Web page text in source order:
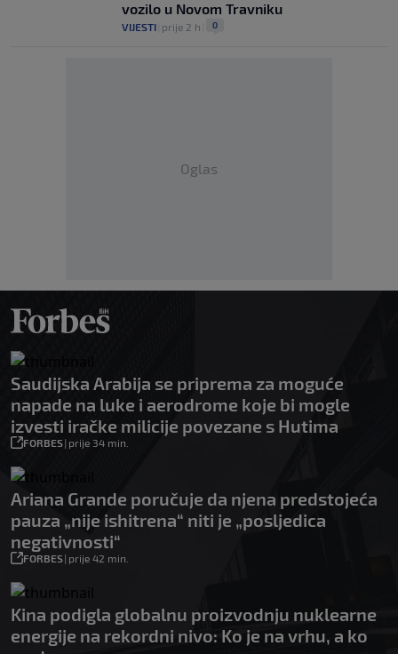
vozilo u Novom Travniku
VIJESTI prije 2 h 0
Oglas
Saudijska Arabija se priprema za moguće
napade na luke i aerodrome koje bi mogle
izvesti iračke milicije povezane s Hutima
FORBES| prije 34 min.
Ariana Grande poručuje da njena predstojeća
pauza „nije ishitrena“ niti je „posljedica
negativnosti“
FORBES| prije 42 min.
Kina podigla globalnu proizvodnju nuklearne
energije na rekordni nivo: Ko je na vrhu, a ko